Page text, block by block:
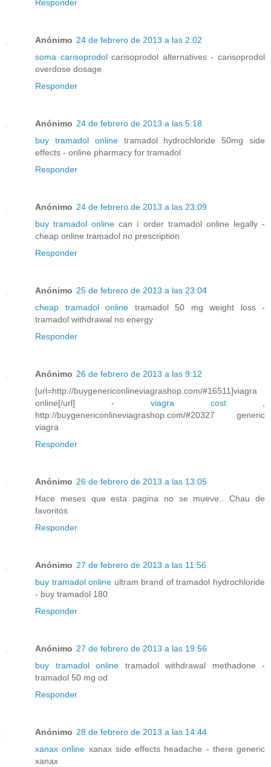
Responder
Anónimo 24 de febrero de 2013 a las 2:02
soma carisoprodolcarisoprodol alternatives - carisoprodol
overdose dosage
Responder
Anónimo 24 de febrero de 2013 a las 5:18
buy tramadol onlinetramadol hydrochloride 50mg side
effects - online pharmacy for tramadol
Responder
Anónimo 24 de febrero de 2013 a las 23:09
buy tramadol online can i order tramadol online legally -
cheap online tramadol no prescription
Responder
Anónimo 25 de febrero de 2013 a las 23:04
cheap tramadol online tramadol 50 mg weight loss -
tramadol withdrawal no energy
Responder
Anónimo 26 de febrero de 2013 a las 9:12
[url=http://buygenericonlineviagrashop.com/#16511]viagra
online[/url] - viagra cost
http://buygenericonlineviagrashop.com/#20327 generic
viagra
Responder
Anónimo 26 de febrero de 2013 a las 13:05
Hace meses que esta pagina no se mueve.. Chau de
favoritos
Responder
Anónimo 27 de febrero de 2013 a las 11:56
buy tramadol online ultram brand of tramadol hydrochloride
- buy tramadol 180
Responder
Anónimo 27 de febrero de 2013 a las 19:56
buy tramadol online tramadol withdrawal methadone -
tramadol 50 mg od
Responder
Anónimo 28 de febrero de 2013 a las 14:44
xanax online xanax side effects headache - there generic
xanax